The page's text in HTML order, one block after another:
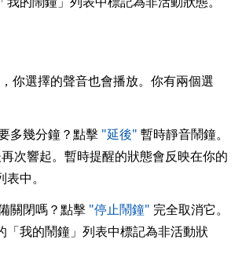
你選擇的聲音也會播放。你有兩個選
多幾分鐘？點擊 "延後" 暫時靜音鬧鐘。
次響起。暫時提醒的狀態會反映在你的
中。
關閉嗎？點擊 "停止鬧鐘" 完全取消它。
「我的鬧鐘」列表中標記為非活動狀